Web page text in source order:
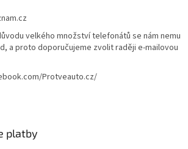
p
i
velkého množství telefonátů se nám nemu
a proto doporučujeme zvolit raději e-mailovou
Protveauto.cz/
platby